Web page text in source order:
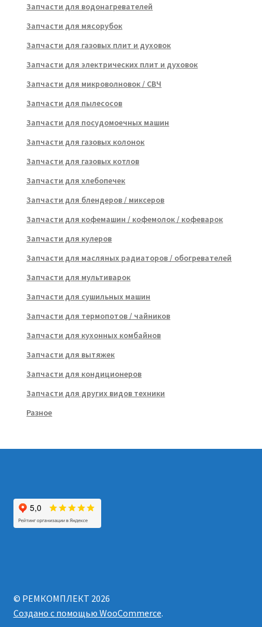
Запчасти для водонагревателей
Запчасти для мясорубок
Запчасти для газовых плит и духовок
Запчасти для электрических плит и духовок
Запчасти для микроволновок / СВЧ
Запчасти для пылесосов
Запчасти для посудомоечных машин
Запчасти для газовых колонок
Запчасти для газовых котлов
Запчасти для хлебопечек
Запчасти для блендеров / миксеров
Запчасти для кофемашин / кофемолок / кофеварок
Запчасти для кулеров
Запчасти для масляных радиаторов / обогревателей
Запчасти для мультиварок
Запчасти для сушильных машин
Запчасти для термопотов / чайников
Запчасти для кухонных комбайнов
Запчасти для вытяжек
Запчасти для кондиционеров
Запчасти для других видов техники
Разное
© РЕМКОМПЛЕКТ 2026
Создано с помощью WooCommerce.